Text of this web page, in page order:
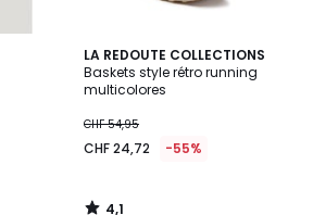
LA REDOUTE COLLECTIONS
Baskets style rétro running
multicolores
CHF 54,95
CHF 24,72 -55%
4,1
/ 5
4,1